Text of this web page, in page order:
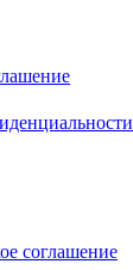
соглашение